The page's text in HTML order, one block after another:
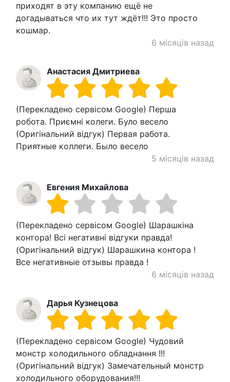
приходят в эту компанию ещё не
догадываться что их тут ждёт!!! Это просто
кошмар.
6 місяців назад
Анастасия Дмитриева
(Перекладено сервісом Google) Перша
робота. Приємні колеги. Було весело
(Оригінальний відгук) Первая работа.
Приятные коллеги. Было весело
5 місяців назад
Евгения Михайлова
(Перекладено сервісом Google) Шарашкіна
контора! Всі негативні відгуки правда!
(Оригінальний відгук) Шарашкина контора !
Все негативные отзывы правда !
6 місяців назад
Дарья Кузнецова
(Перекладено сервісом Google) Чудовий
монстр холодильного обладнання !!!
(Оригінальний відгук) Замечательный монстр
холодильного оборудования!!!